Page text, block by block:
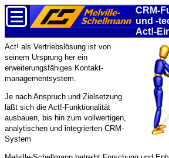
CRM-
und -
Act!-
Act! als Vertriebs­lösung ist von
seinem Ursprung her ein
erweiterungs­fähiges Kontakt­
management­system.
Je nach Anspruch und Ziel­setzung
läßt sich die Act!-Funktionalität
ausbauen, bis hin zum vollwertigen,
analytischen und integrierten CRM-
System